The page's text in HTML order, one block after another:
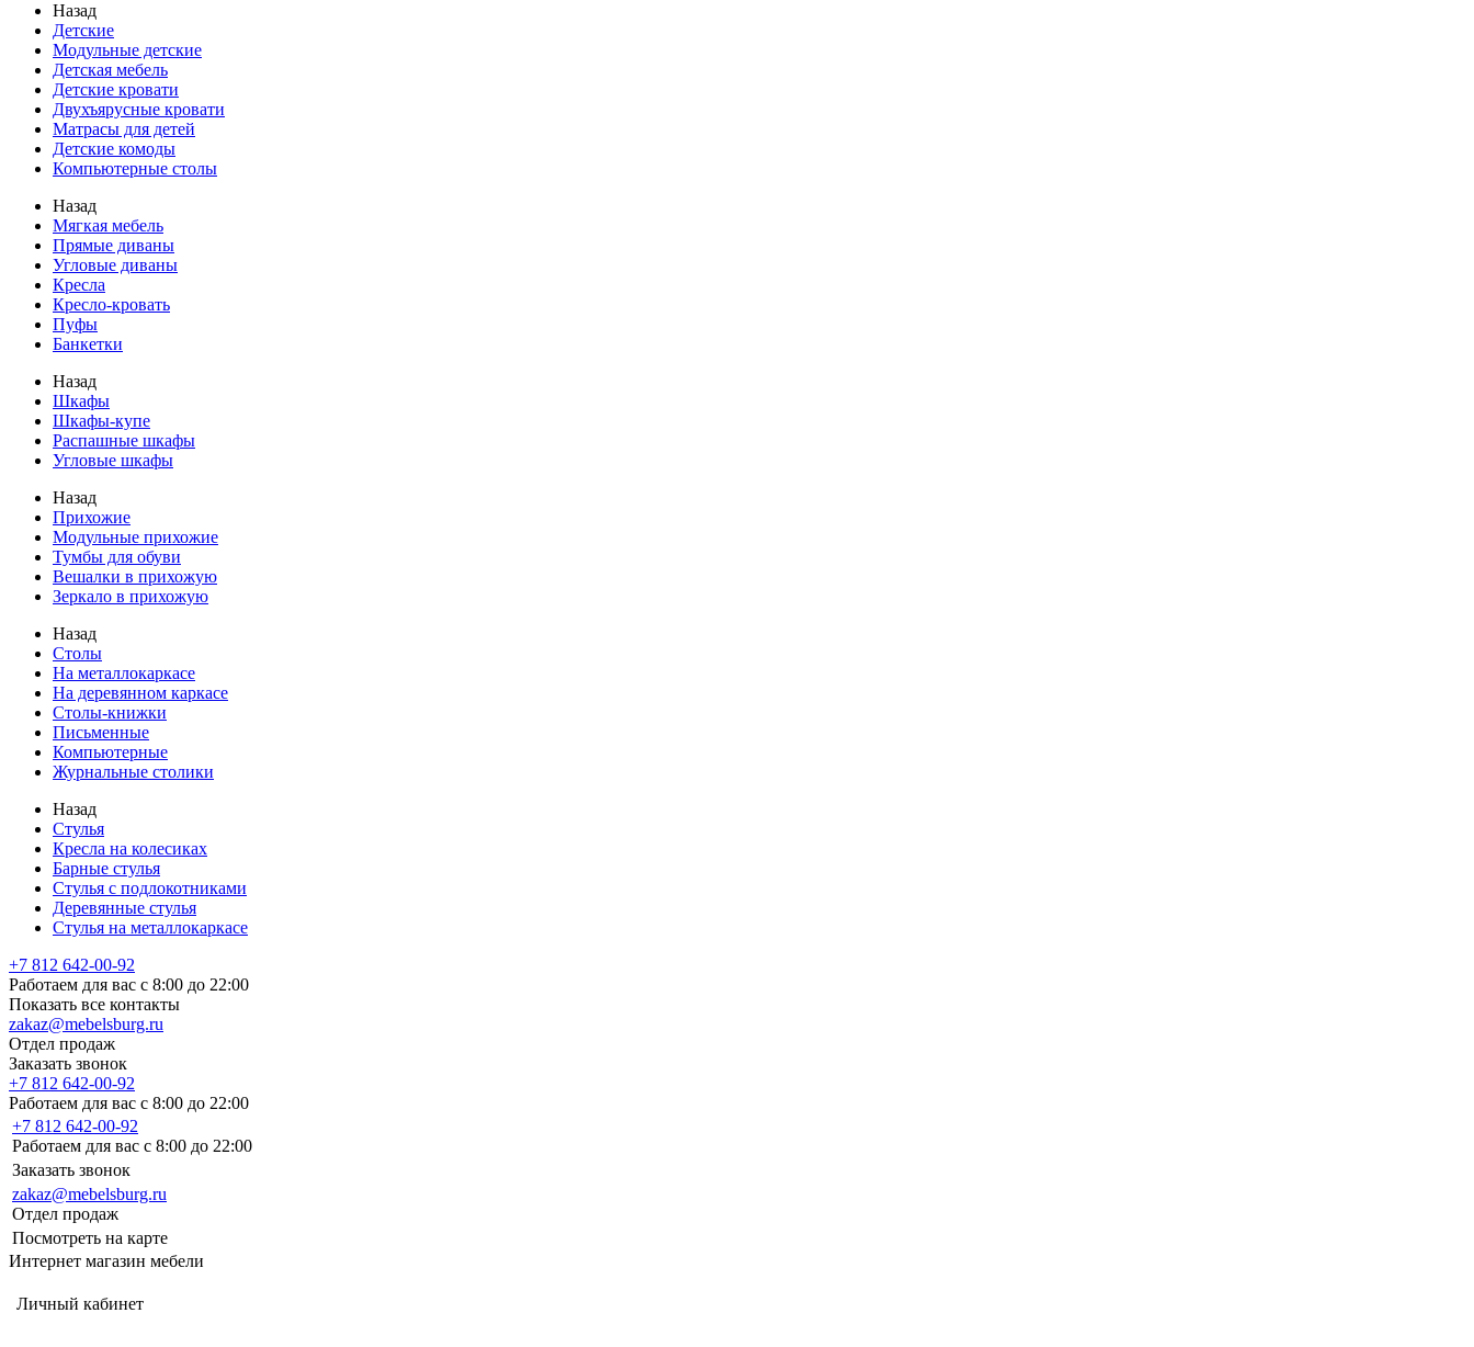
Назад
Детские
Модульные детские
Детская мебель
Детские кровати
Двухъярусные кровати
Матрасы для детей
Детские комоды
Компьютерные столы
Назад
Мягкая мебель
Прямые диваны
Угловые диваны
Кресла
Кресло-кровать
Пуфы
Банкетки
Назад
Шкафы
Шкафы-купе
Распашные шкафы
Угловые шкафы
Назад
Прихожие
Модульные прихожие
Тумбы для обуви
Вешалки в прихожую
Зеркало в прихожую
Назад
Столы
На металлокаркасе
На деревянном каркасе
Столы-книжки
Письменные
Компьютерные
Журнальные столики
Назад
Стулья
Кресла на колесиках
Барные стулья
Стулья с подлокотниками
Деревянные стулья
Стулья на металлокаркасе
+7 812 642-00-92
Работаем для вас с 8:00 до 22:00
Показать все контакты
zakaz@mebelsburg.ru
Отдел продаж
Заказать звонок
+7 812 642-00-92
Работаем для вас с 8:00 до 22:00
+7 812 642-00-92
Работаем для вас с 8:00 до 22:00
Заказать звонок
zakaz@mebelsburg.ru
Отдел продаж
Посмотреть на карте
Интернет магазин мебели
Личный кабинет